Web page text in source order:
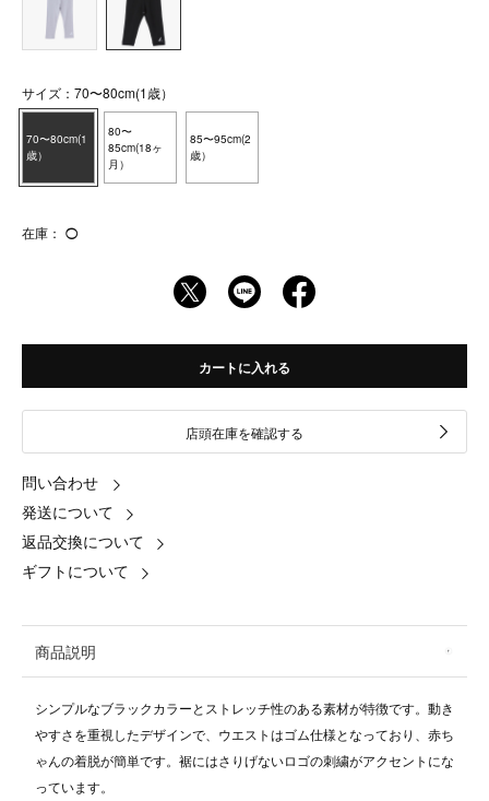
サイズ：70〜80cm(1歳）
70〜80cm(1
歳）
80〜
85cm(18ヶ
月）
85〜95cm(2
歳）
在庫： ◯
カートに入れる
店頭在庫を確認する
問い合わせ
発送について
返品交換について
ギフトについて
商品説明
シンプルなブラックカラーとストレッチ性のある素材が特徴です。動き
やすさを重視したデザインで、ウエストはゴム仕様となっており、赤ち
ゃんの着脱が簡単です。裾にはさりげないロゴの刺繍がアクセントにな
っています。